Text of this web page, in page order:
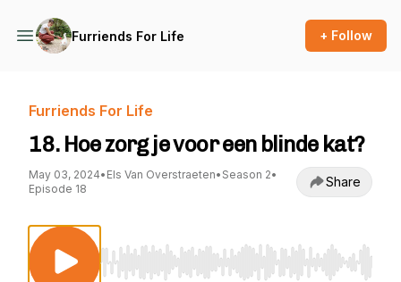
Furriends For Life + Follow
Furriends For Life
18. Hoe zorg je voor een blinde kat?
May 03, 2024• Els Van Overstraeten• Season 2•
Episode 18
Share
Use Left/Right to seek, Home/End to jump